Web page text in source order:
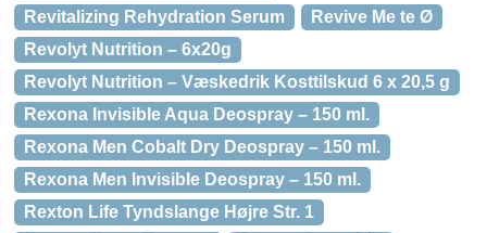
Revitalizing Rehydration Serum
Revive Me te Ø
Revolyt Nutrition – 6x20g
Revolyt Nutrition – Væskedrik Kosttilskud 6 x 20,5 g
Rexona Invisible Aqua Deospray – 150 ml.
Rexona Men Cobalt Dry Deospray – 150 ml.
Rexona Men Invisible Deospray – 150 ml.
Rexton Life Tyndslange Højre Str. 1